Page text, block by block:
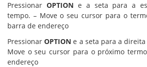
Pressionar OPTIONe a seta para a
tempo. – Move o seu cursor para o
barra de endereço
PressionarOPTION e a seta para a
Move o seu cursor para o próximo
endereço